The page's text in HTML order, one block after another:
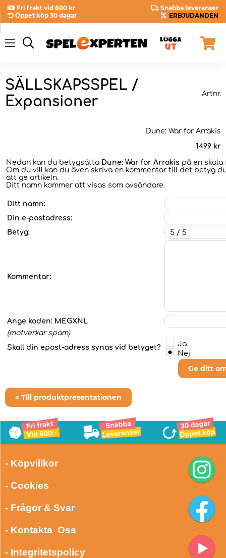
Fri frakt vid 600 kr
Snabba leveranser
Öppet köp 30 dagar
ERBJUDANDEN
SÄLLSKAPSSPEL /
Expansioner
Artnr.
Dune: War for Arrakis
1499 kr
Nedan kan du betygsätta Dune: War for Arrakis på en skala
Om du vill kan du även skriva en kommentar till det betyg
att ge artikeln.
Ditt namn kommer att visas som avsändare.
Ditt namn:
Din e-postadress:
Betyg:
Kommentar:
Ange koden: MEGXNL
(motverkar spam)
Skall din epost-adress synas vid betyget?
Ja
Nej
Ge ditt
« Till produktpresentationen
- Köpvillkor
- Cookies
- Frågor & Svar
- Kontakta Oss
- Integritetspolicy